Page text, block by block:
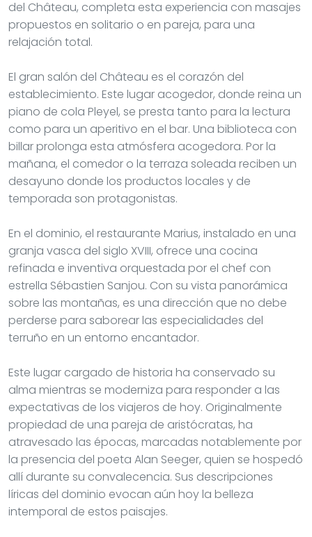
del Château, completa esta experiencia con masajes
propuestos en solitario o en pareja, para una
relajación total.
El gran salón del Château es el corazón del
establecimiento. Este lugar acogedor, donde reina un
piano de cola Pleyel, se presta tanto para la lectura
como para un aperitivo en el bar. Una biblioteca con
billar prolonga esta atmósfera acogedora. Por la
mañana, el comedor o la terraza soleada reciben un
desayuno donde los productos locales y de
temporada son protagonistas.
En el dominio, el restaurante Marius, instalado en una
granja vasca del siglo XVIII, ofrece una cocina
refinada e inventiva orquestada por el chef con
estrella Sébastien Sanjou. Con su vista panorámica
sobre las montañas, es una dirección que no debe
perderse para saborear las especialidades del
terruño en un entorno encantador.
Este lugar cargado de historia ha conservado su
alma mientras se moderniza para responder a las
expectativas de los viajeros de hoy. Originalmente
propiedad de una pareja de aristócratas, ha
atravesado las épocas, marcadas notablemente por
la presencia del poeta Alan Seeger, quien se hospedó
allí durante su convalecencia. Sus descripciones
líricas del dominio evocan aún hoy la belleza
intemporal de estos paisajes.